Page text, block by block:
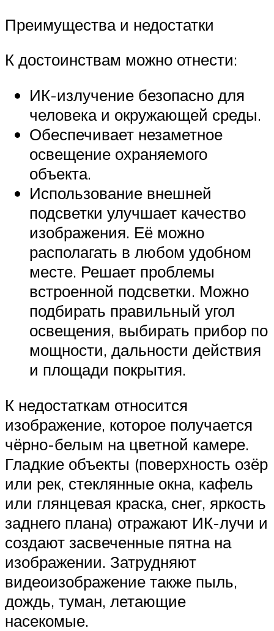
Преимущества и недостатки
К достоинствам можно отнести:
ИК-излучение безопасно для
человека и окружающей среды.
Обеспечивает незаметное
освещение охраняемого
объекта.
Использование внешней
подсветки улучшает качество
изображения. Её можно
располагать в любом удобном
месте. Решает проблемы
встроенной подсветки. Можно
подбирать правильный угол
освещения, выбирать прибор по
мощности, дальности действия
и площади покрытия.
К недостаткам относится
изображение, которое получается
чёрно-белым на цветной камере.
Гладкие объекты (поверхность озёр
или рек, стеклянные окна, кафель
или глянцевая краска, снег, яркость
заднего плана) отражают ИК-лучи и
создают засвеченные пятна на
изображении. Затрудняют
видеоизображение также пыль,
дождь, туман, летающие
насекомые.